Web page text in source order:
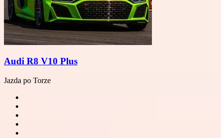
Audi R8 V10 Plus
Jazda po Torze